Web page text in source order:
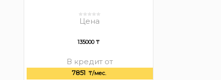
Цена
135000 ₸
В кредит от
7851 ₸/мес.